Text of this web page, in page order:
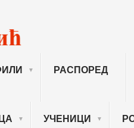
РАСПОРЕД
УЧЕНИЦИ